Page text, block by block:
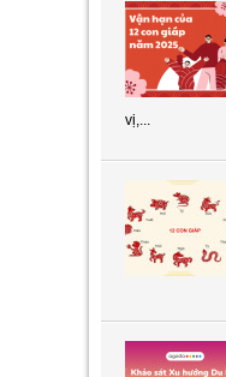
vị,...